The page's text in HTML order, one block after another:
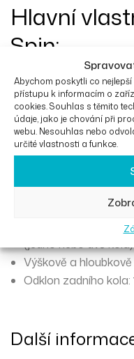
Abychom poskytli co
přístupu k informacím o
cookies. Souhlas s těmito
údaje, jako je chování při
webu. Nesouhlas nebo
určité vlastnosti a funkce.
Hlavní
Spin:
Hliníkový rám.
Nastavitelné a
opěradla.
Výškově
Stažení opěradla
24″, 25″ a 26″
pogumovanými
80 mm přední
80 mm výškově
(jedno nebo dvě kola)
Výškově a
Odklon zadního kola:
Další